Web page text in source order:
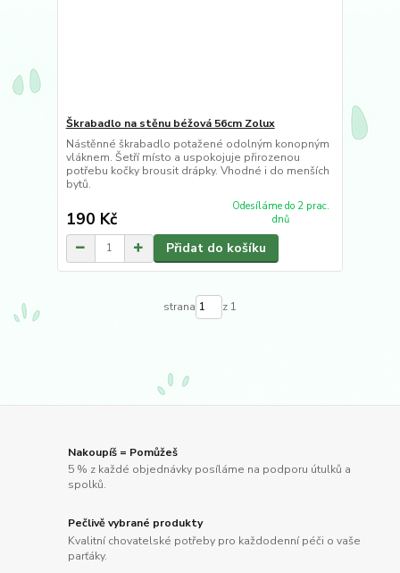
Škrabadlo na stěnu béžová 56cm Zolux
Nástěnné škrabadlo potažené odolným konopným
vláknem. Šetří místo a uspokojuje přirozenou
potřebu kočky brousit drápky. Vhodné i do menších
bytů.
190 Kč
Odesíláme do 2 prac.
dnů
Přidat do košíku
strana z 1
Nakoupíš = Pomůžeš
5 % z každé objednávky posíláme na podporu útulků a
spolků.
Pečlivě vybrané produkty
Kvalitní chovatelské potřeby pro každodenní péči o vaše
parťáky.